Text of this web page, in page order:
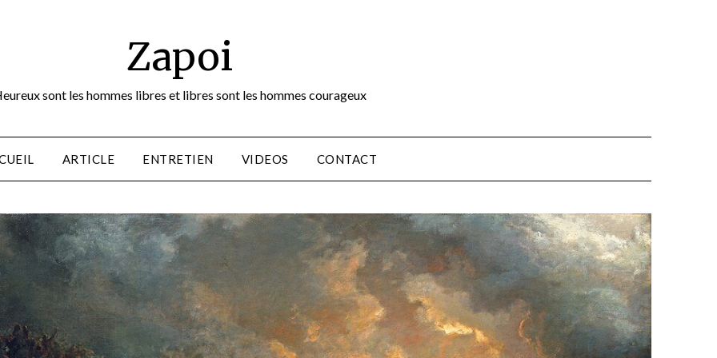
Zapoi
sont les hommes libres et libres sont les hommes courageux
ARTICLE ENTRETIEN VIDEOS CONTACT